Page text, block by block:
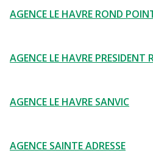
AGENCE LE HAVRE ROND
AGENCE LE HAVRE PRESIDENT
AGENCE LE HAVRE SANVIC
AGENCE SAINTE ADRESSE